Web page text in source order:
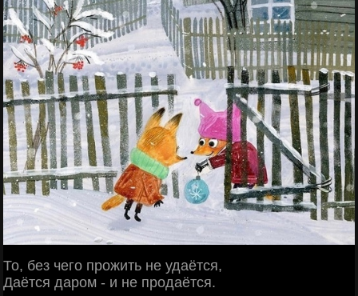
То, без чего прожить не удаётся,
Даётся дaром - и не продаётся.